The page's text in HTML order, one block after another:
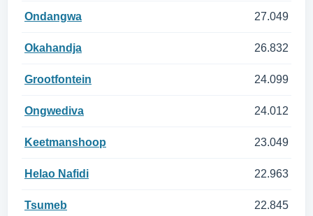
Ondangwa 27.049
Okahandja 26.832
Grootfontein 24.099
Ongwediva 24.012
Keetmanshoop 23.049
Helao Nafidi 22.963
Tsumeb 22.845